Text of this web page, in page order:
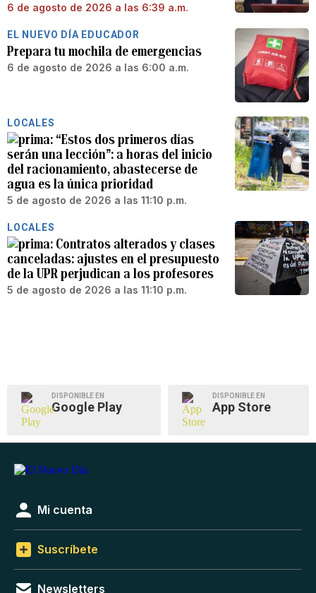
6 de agosto de 2026 a las 6:39 a.m.
EL NUEVO DÍA EDUCADOR
Prepara tu mochila de emergencias
6 de agosto de 2026 a las 6:00 a.m.
LOCALES
“Estos dos primeros días
serán una lección”: a horas del inicio
del racionamiento, abastecerse de
agua es la única prioridad
5 de agosto de 2026 a las 11:10 p.m.
LOCALES
Contratos alterados y clases
canceladas: ajustes en el presupuesto
de la UPR perjudican a los profesores
5 de agosto de 2026 a las 11:10 p.m.
DISPONIBLE EN
Google Play
DISPONIBLE EN
App Store
Mi cuenta
Suscríbete
Newsletters